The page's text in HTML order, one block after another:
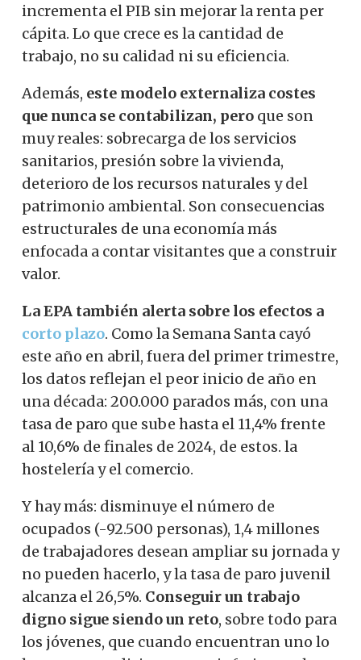
incrementa el PIB sin mejorar la renta per
cápita. Lo que crece es la cantidad de
trabajo, no su calidad ni su eficiencia.
Además, este modelo externaliza costes
que nunca se contabilizan, pero que son
muy reales: sobrecarga de los servicios
sanitarios, presión sobre la vivienda,
deterioro de los recursos naturales y del
patrimonio ambiental. Son consecuencias
estructurales de una economía más
enfocada a contar visitantes que a construir
valor.
La EPA también alerta sobre los efectos a
corto plazo. Como la Semana Santa cayó
este año en abril, fuera del primer trimestre,
los datos reflejan el peor inicio de año en
una década: 200.000 parados más, con una
tasa de paro que sube hasta el 11,4% frente
al 10,6% de finales de 2024, de estos. la
hostelería y el comercio.
Y hay más: disminuye el número de
ocupados (-92.500 personas), 1,4 millones
de trabajadores desean ampliar su jornada y
no pueden hacerlo, y la tasa de paro juvenil
alcanza el 26,5%. Conseguir un trabajo
digno sigue siendo un reto, sobre todo para
los jóvenes, que cuando encuentran uno lo